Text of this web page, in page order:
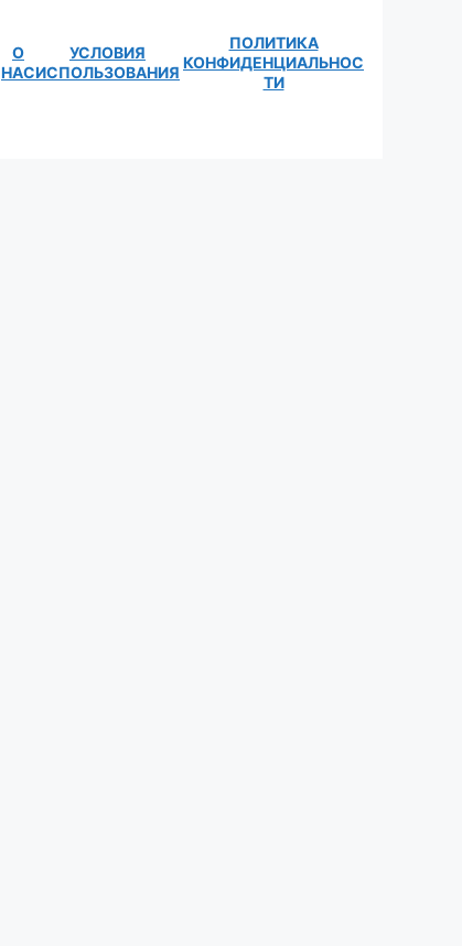
О
НАС
УСЛОВИЯ
ИСПОЛЬЗОВАНИЯ
ПОЛИТИКА
КОНФИДЕНЦИАЛЬНОС
ТИ